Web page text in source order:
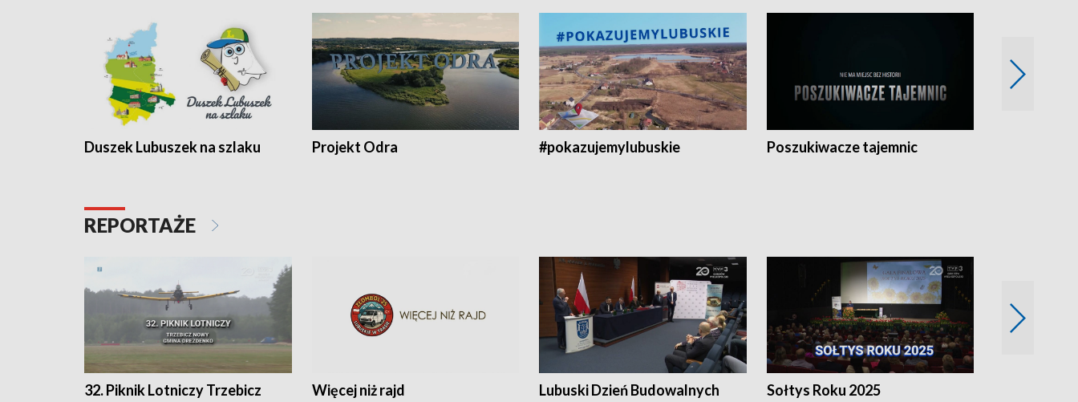
Duszek Lubuszek na szlaku Projekt Odra #pokazujemylubuskie Poszukiwacze tajemnic
REPORTAŻE
32. Piknik Lotniczy Trzebicz
Więcej niż rajd Lubuski Dzień Budowalnych Sołtys Roku 2025